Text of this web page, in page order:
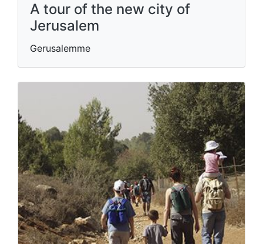
A tour of the new city of
Jerusalem
Gerusalemme